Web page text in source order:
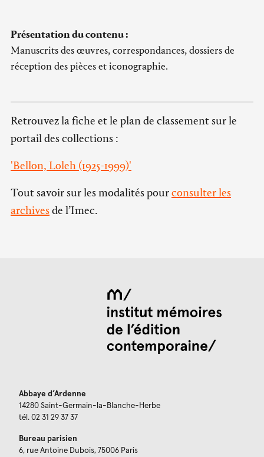
Présentation du contenu :
Manuscrits des œuvres, correspondances, dossiers de
réception des pièces et iconographie.
Retrouvez la fiche et le plan de classement sur le
portail des collections :
'Bellon, Loleh (1925-1999)'
Tout savoir sur les modalités pourconsulter les
archivesde l’Imec.
Abbaye d’Ardenne
14280 Saint-Germain-la-Blanche-Herbe
tél. 02 31 29 37 37
Bureau parisien
6, rue Antoine Dubois, 75006 Paris